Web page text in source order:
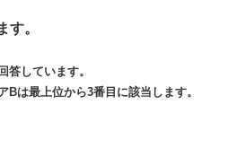
。
しています。
は最上位から3番目に該当します。